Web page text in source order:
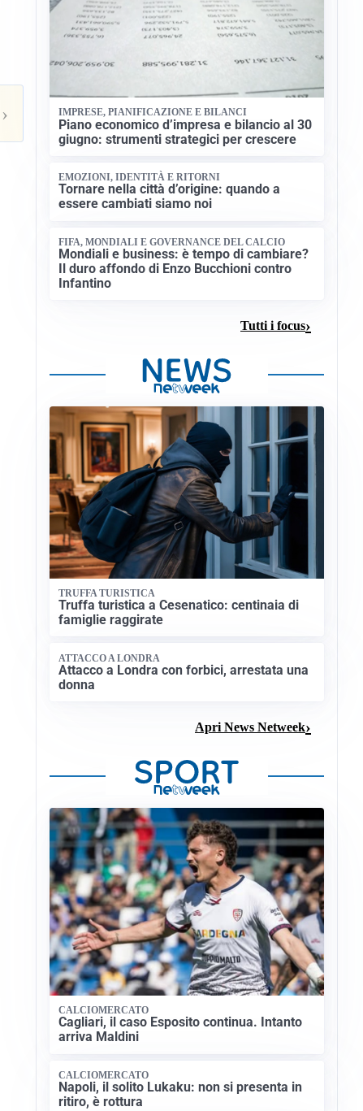
› IMPRESE, PIANIFICAZIONE E BILANCI
Piano economico d’impresa e bilancio al 30
giugno: strumenti strategici per crescere
EMOZIONI, IDENTITÀ E RITORNI
Tornare nella città d’origine: quando a
essere cambiati siamo noi
FIFA, MONDIALI E GOVERNANCE DEL CALCIO
Mondiali e business: è tempo di cambiare?
Il duro affondo di Enzo Bucchioni contro
Infantino
Tutti i focus
TRUFFA TURISTICA
Truffa turistica a Cesenatico: centinaia di
famiglie raggirate
ATTACCO A LONDRA
Attacco a Londra con forbici, arrestata una
donna
Apri News Netweek
CALCIOMERCATO
Cagliari, il caso Esposito continua. Intanto
arriva Maldini
CALCIOMERCATO
Napoli, il solito Lukaku: non si presenta in
ritiro, è rottura